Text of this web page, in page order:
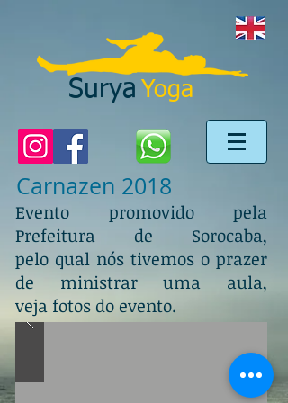
SuryaYoga
Carnazen 2018
Evento promovido pela
Prefeitura de Sorocaba,
pelo qual nós tivemos o prazer
de ministrar uma aula,
veja fotos do evento.